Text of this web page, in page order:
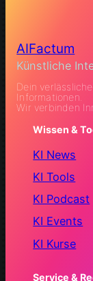
AIFactum
Künstliche
Dein
Informationen.
Wir verbinden
Wissen &
KI News
KI Tools
KI Podcast
KI Events
KI Kurse
Service &